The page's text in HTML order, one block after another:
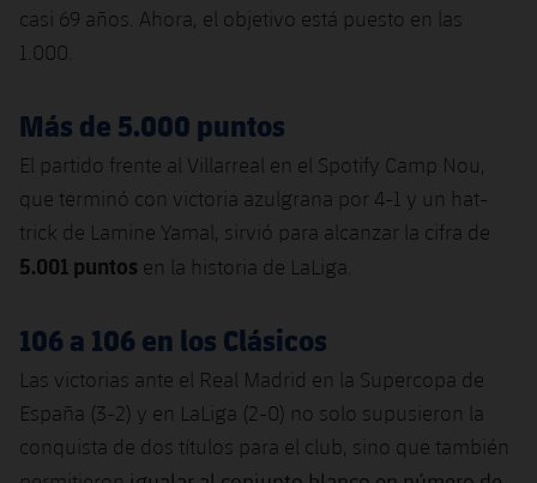
casi 69 años. Ahora, el objetivo está puesto en las
1.000.
Más de 5.000 puntos
El partido frente al Villarreal en el Spotify Camp Nou,
que terminó con victoria azulgrana por 4-1 y un hat-
trick de Lamine Yamal, sirvió para alcanzar la cifra de
5.001 puntos en la historia de LaLiga.
106 a 106 en los Clásicos
Las victorias ante el Real Madrid en la Supercopa de
España (3-2) y en LaLiga (2-0) no solo supusieron la
conquista de dos títulos para el club, sino que también